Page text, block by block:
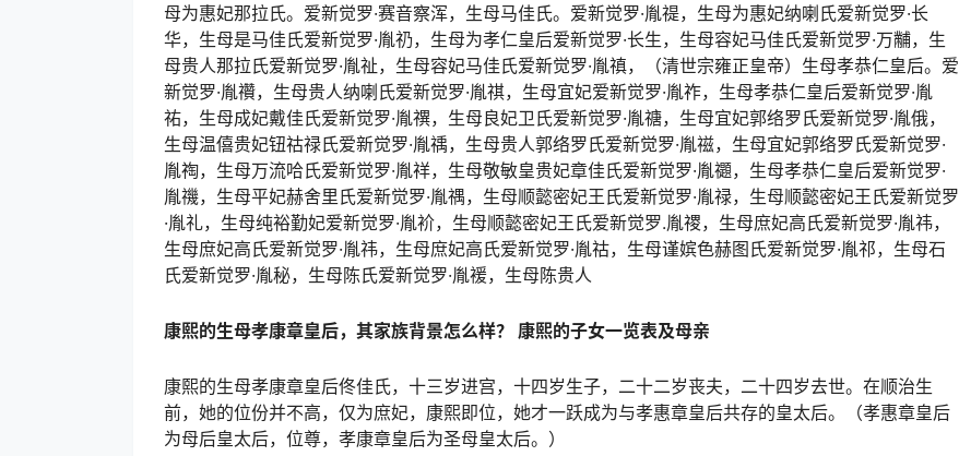
母为惠妃那拉氏。爱新觉罗·赛音察浑，生母马佳氏。爱新觉罗·胤禔，生母为惠妃纳喇氏爱新觉罗·长
华，生母是马佳氏爱新觉罗·胤礽，生母为孝仁皇后爱新觉罗·长生，生母容妃马佳氏爱新觉罗·万黼，生
母贵人那拉氏爱新觉罗·胤祉，生母容妃马佳氏爱新觉罗·胤禛，（清世宗雍正皇帝）生母孝恭仁皇后。爱
新觉罗·胤禶，生母贵人纳喇氏爱新觉罗·胤祺，生母宜妃爱新觉罗·胤祚，生母孝恭仁皇后爱新觉罗·胤
祐，生母成妃戴佳氏爱新觉罗·胤禩，生母良妃卫氏爱新觉罗·胤禟，生母宜妃郭络罗氏爱新觉罗·胤俄，
生母温僖贵妃钮祜禄氏爱新觉罗·胤䄔，生母贵人郭络罗氏爱新觉罗·胤禌，生母宜妃郭络罗氏爱新觉罗·
胤祹，生母万流哈氏爱新觉罗·胤祥，生母敬敏皇贵妃章佳氏爱新觉罗·胤禵，生母孝恭仁皇后爱新觉罗·
胤禨，生母平妃赫舍里氏爱新觉罗·胤禑，生母顺懿密妃王氏爱新觉罗·胤禄，生母顺懿密妃王氏爱新觉罗
·胤礼，生母纯裕勤妃爱新觉罗·胤衸，生母顺懿密妃王氏爱新觉罗.胤禝，生母庶妃高氏爱新觉罗·胤祎，
生母庶妃高氏爱新觉罗·胤祎，生母庶妃高氏爱新觉罗·胤祜，生母谨嫔色赫图氏爱新觉罗·胤祁，生母石
氏爱新觉罗·胤秘，生母陈氏爱新觉罗·胤褑，生母陈贵人
康熙的生母孝康章皇后，其家族背景怎么样？ 康熙的子女一览表及母亲
康熙的生母孝康章皇后佟佳氏，十三岁进宫，十四岁生子，二十二岁丧夫，二十四岁去世。在顺治生
前，她的位份并不高，仅为庶妃，康熙即位，她才一跃成为与孝惠章皇后共存的皇太后。（孝惠章皇后
为母后皇太后，位尊，孝康章皇后为圣母皇太后。）